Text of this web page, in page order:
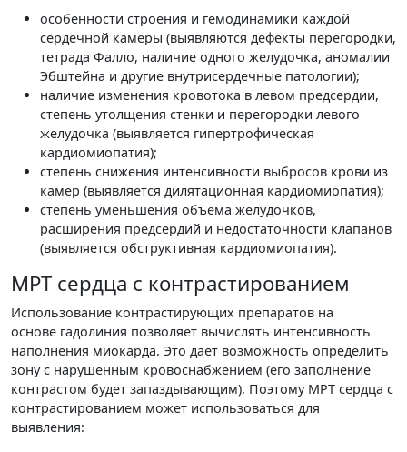
особенности строения и гемодинамики каждой
сердечной камеры (выявляются дефекты перегородки,
тетрада Фалло, наличие одного желудочка, аномалии
Эбштейна и другие внутрисердечные патологии);
наличие изменения кровотока в левом предсердии,
степень утолщения стенки и перегородки левого
желудочка (выявляется гипертрофическая
кардиомиопатия);
степень снижения интенсивности выбросов крови из
камер (выявляется дилятационная кардиомиопатия);
степень уменьшения объема желудочков,
расширения предсердий и недостаточности клапанов
(выявляется обструктивная кардиомиопатия).
МРТ сердца с контрастированием
Использование контрастирующих препаратов на
основе гадолиния позволяет вычислять интенсивность
наполнения миокарда. Это дает возможность определить
зону с нарушенным кровоснабжением (его заполнение
контрастом будет запаздывающим). Поэтому МРТ сердца с
контрастированием может использоваться для
выявления: